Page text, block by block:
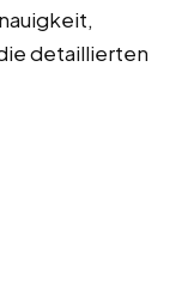
detaillierten